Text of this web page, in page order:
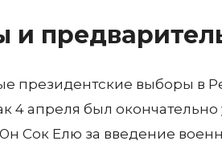
и
президентские выборы в
4 апреля был
Сок Елю за введение